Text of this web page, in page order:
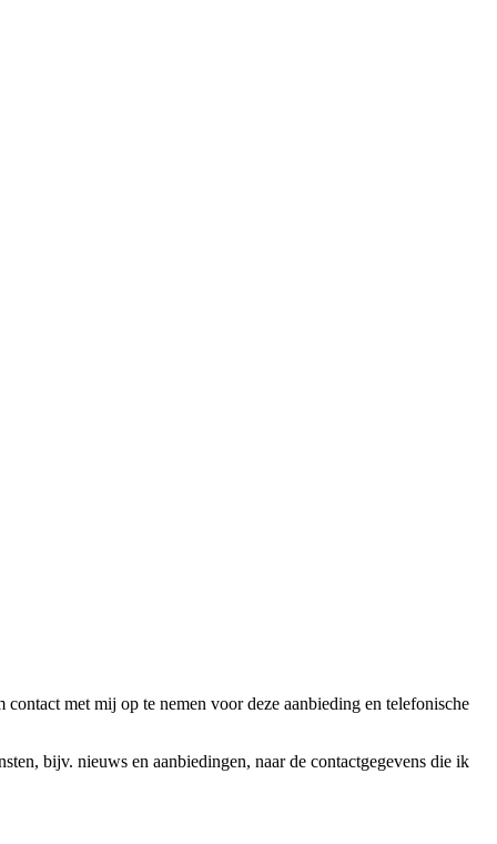
met mij op te nemen voor deze aanbieding en telefonische
bijv. nieuws en aanbiedingen, naar de contactgegevens die ik